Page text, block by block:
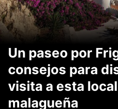
Un paseo por
consejos para
visita a esta
malagueña